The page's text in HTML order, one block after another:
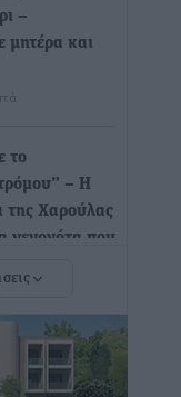
–
μητέρα και
το
– Η
της Χαρούλας
γεγονότα που
στις